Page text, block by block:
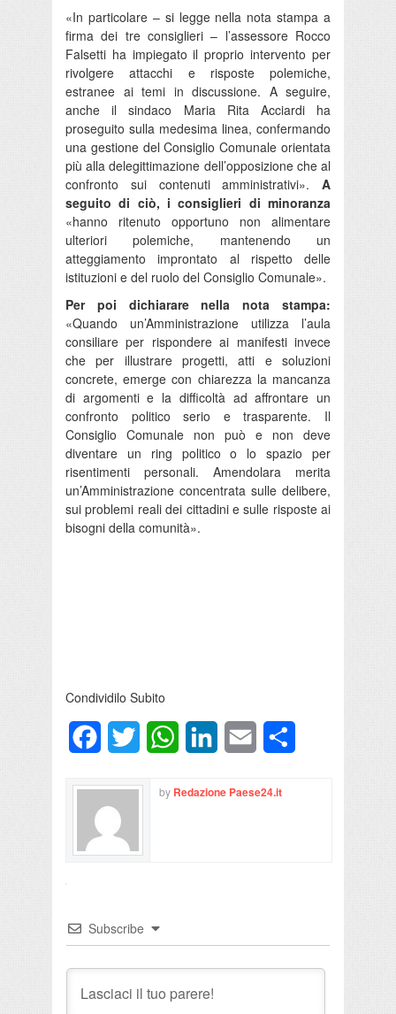
«In particolare – si legge nella nota stampa a
firma dei tre consiglieri – l’assessore Rocco
Falsetti ha impiegato il proprio intervento per
rivolgere attacchi e risposte polemiche,
estranee ai temi in discussione. A seguire,
anche il sindaco Maria Rita Acciardi ha
proseguito sulla medesima linea, confermando
una gestione del Consiglio Comunale orientata
più alla delegittimazione dell’opposizione che al
confronto sui contenuti amministrativi». A
seguito di ciò, i consiglieri di minoranza
«hanno ritenuto opportuno non alimentare
ulteriori polemiche, mantenendo un
atteggiamento improntato al rispetto delle
istituzioni e del ruolo del Consiglio Comunale».
Per poi dichiarare nella nota stampa:
«Quando un’Amministrazione utilizza l’aula
consiliare per rispondere ai manifesti invece
che per illustrare progetti, atti e soluzioni
concrete, emerge con chiarezza la mancanza
di argomenti e la difficoltà ad affrontare un
confronto politico serio e trasparente. Il
Consiglio Comunale non può e non deve
diventare un ring politico o lo spazio per
risentimenti personali. Amendolara merita
un’Amministrazione concentrata sulle delibere,
sui problemi reali dei cittadini e sulle risposte ai
bisogni della comunità».
Condividilo Subito
FacebookTwitter WhatsAppLinkedInEmail
by Redazione Paese24.it
Subscribe